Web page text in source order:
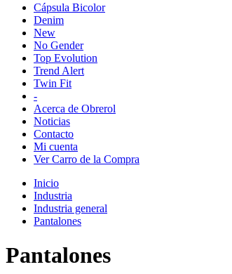
Cápsula Bicolor
Denim
New
No Gender
Top Evolution
Trend Alert
Twin Fit
-
Acerca de Obrerol
Noticias
Contacto
Mi cuenta
Ver Carro de la Compra
Inicio
Industria
Industria general
Pantalones
Pantalones